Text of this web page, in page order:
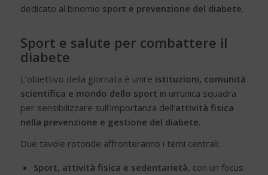
dedicato al binomio sport e prevenzione del diabete.
Sport e salute per combattere il
diabete
L’obiettivo della giornata è unire istituzioni, comunità
scientifica e mondo dello sport in un’unica squadra
per sensibilizzare sull’importanza dell’attività fisica
nella prevenzione e gestione del diabete.
Due tavole rotonde affronteranno i temi centrali:
Sport, attività fisica e sedentarietà, con un focus